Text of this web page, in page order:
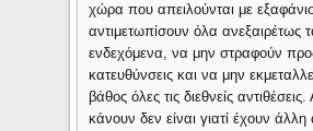
χώρα που απειλούνται με
αντιμετωπίσουν όλα ανεξαιρέτως
ενδεχόμενα, να μην στραφούν
κατευθύνσεις και να μην
βάθος όλες τις διεθνείς
κάνουν δεν είναι γιατί έχουν